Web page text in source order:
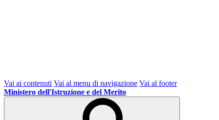
Vai ai contenuti Vai al menu di navigazione Vai al footer
Ministero dell'Istruzione e del Merito